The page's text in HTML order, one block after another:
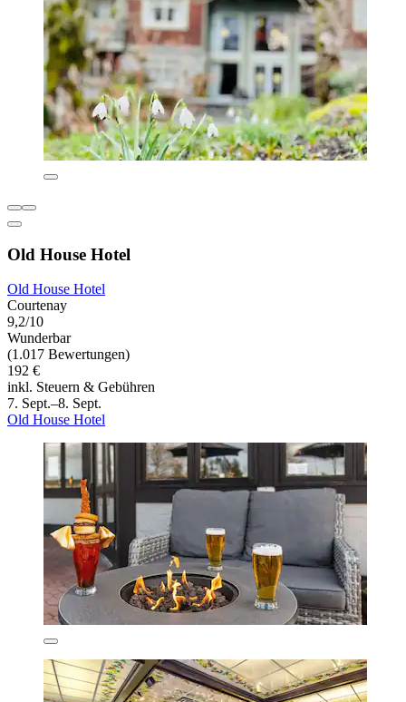
Old House Hotel
Old House Hotel
Courtenay
9,2/10
Wunderbar
(1.017 Bewertungen)
192 €
inkl. Steuern & Gebühren
7. Sept.–8. Sept.
Old House Hotel